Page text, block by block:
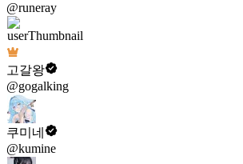
@runeray
고갈왕
@gogalking
쿠미네
@kumine